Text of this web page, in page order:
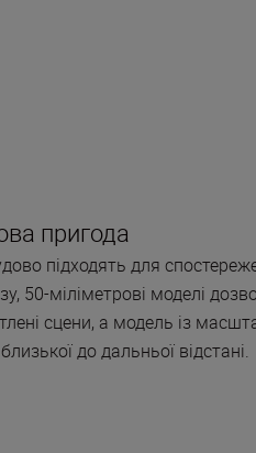
пригода
підходять для
50-міліметрові моделі
сцени, а модель із
до дальньої відстані.